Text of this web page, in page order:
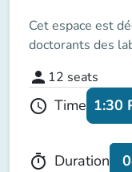
Cet espace est
doctorants des
person 12 seats
schedule Time 1:30
timer Duration